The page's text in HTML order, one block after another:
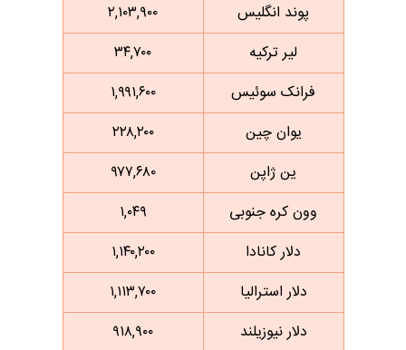
پوند انگلیس
۲,۱۰۳,۹۰۰
لیر ترکیه
۳۴,۷۰۰
فرانک سوئیس
۱,۹۹۱,۶۰۰
یوان چین
۲۲۸,۲۰۰
ین ژاپن
۹۷۷,۶۸۰
وون کره جنوبی
۱,۰۴۹
دلار کانادا
۱,۱۴۰,۲۰۰
دلار استرالیا
۱,۱۱۳,۷۰۰
دلار نیوزیلند
۹۱۸,۹۰۰